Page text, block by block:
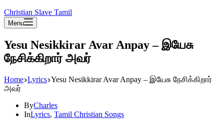
Christian Slave Tamil
Menu
Yesu Nesikkirar Avar Anpay – இயேசு
நேசிக்கிறார் அவர்
Home Lyrics Yesu Nesikkirar Avar Anpay – இயேசு நேசிக்கிறார்
அவர்
ByCharles
InLyrics, Tamil Christian Songs